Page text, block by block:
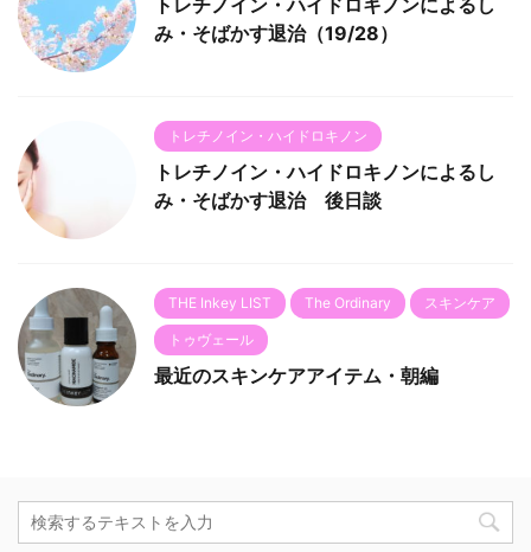
トレチノイン・ハイドロキノンによるし
み・そばかす退治（19/28）
トレチノイン・ハイドロキノン
トレチノイン・ハイドロキノンによるし
み・そばかす退治 後日談
THE Inkey LIST The Ordinary スキンケア
トゥヴェール
最近のスキンケアアイテム・朝編